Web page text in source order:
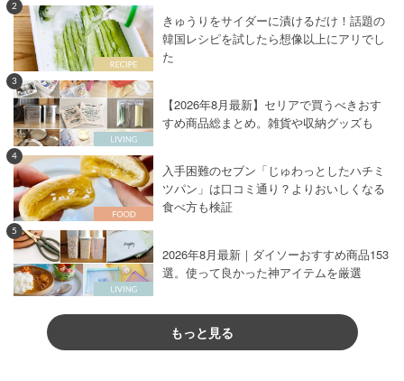
2
きゅうりをサイダーに漬けるだけ！話題の
韓国レシピを試したら想像以上にアリでし
た
3
【2026年8月最新】セリアで買うべきおす
すめ商品総まとめ。雑貨や収納グッズも
4
入手困難のセブン「じゅわっとしたハチミ
ツパン」は口コミ通り？よりおいしくなる
食べ方も検証
5
2026年8月最新｜ダイソーおすすめ商品153
選。使って良かった神アイテムを厳選
もっと見る